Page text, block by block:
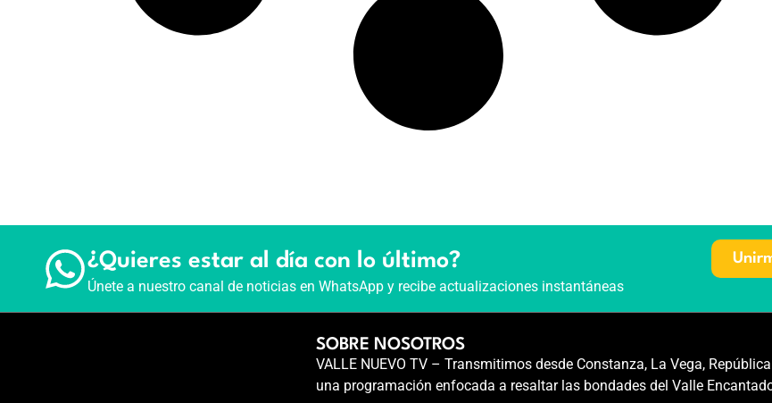
¿Quieres estar al día con lo último?
Únete a nuestro canal de noticias en WhatsApp y recibe actualizaciones instantáneas
SOBRE NOSOTROS
VALLE NUEVO TV – Transmitimos desde Constanza, La Vega,
una programación enfocada a resaltar las bondades del Valle